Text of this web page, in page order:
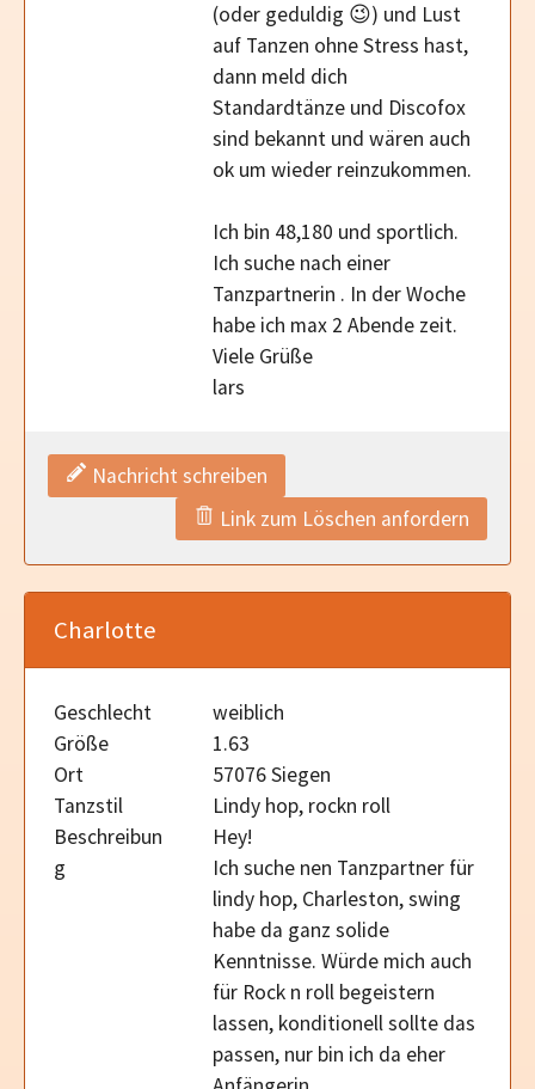
(oder geduldig 😉) und Lust
auf Tanzen ohne Stress hast,
dann meld dich
Standardtänze und Discofox
sind bekannt und wären auch
ok um wieder reinzukommen.
Ich bin 48,180 und sportlich.
Ich suche nach einer
Tanzpartnerin . In der Woche
habe ich max 2 Abende zeit.
Viele Grüße
lars
Nachricht schreiben
Link zum Löschen anfordern
Charlotte
Geschlecht
weiblich
Größe
1.63
Ort
57076 Siegen
Tanzstil
Lindy hop, rockn roll
Beschreibun
g
Hey!
Ich suche nen Tanzpartner für
lindy hop, Charleston, swing
habe da ganz solide
Kenntnisse. Würde mich auch
für Rock n roll begeistern
lassen, konditionell sollte das
passen, nur bin ich da eher